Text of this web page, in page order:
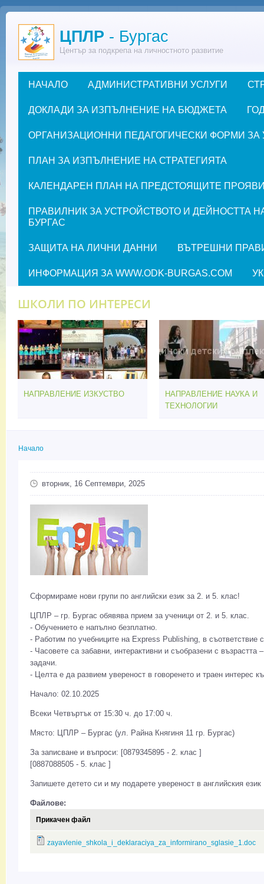
Премини към основното съдържание
ЦПЛР - Бургас
Център за подкрепа на личностното развитие
Основно меню
НАЧАЛО АДМИНИСТРАТИВНИ УСЛУГИ
ДОКЛАДИ ЗА ИЗПЪЛНЕНИЕ НА БЮДЖЕТА
ОРГАНИЗАЦИОННИ ПЕДАГОГИЧЕСКИ ФОРМИ ЗА
ПЛАН ЗА ИЗПЪЛНЕНИЕ НА СТРАТЕГИЯТА
КАЛЕНДАРЕН ПЛАН НА ПРЕДСТОЯЩИТЕ ПРОЯВИ
ПРАВИЛНИК ЗА УСТРОЙСТВОТО И ДЕЙНОСТТА
БУРГАС
ЗАЩИТА НА ЛИЧНИ ДАННИ ВЪТРЕШНИ
ИНФОРМАЦИЯ ЗА WWW.ODK-BURGAS.COM
ШКОЛИ ПО ИНТЕРЕСИ
НАПРАВЛЕНИЕ ИЗКУСТВО
НАПРАВЛЕНИЕ НАУКА И
ТЕХНОЛОГИИ
Начало
вторник, 16 Септември, 2025
Сформираме нови групи по английски език за 2. и 5. клас!
ЦПЛР – гр. Бургас обявява прием за ученици от 2. и 5. клас.
- Обучението е напълно безплатно.
- Работим по учебниците на Express Publishing, в съответствие
- Часовете са забавни, интерактивни и съобразени с възрастта
задачи.
- Целта е да развием увереност в говоренето и траен интерес
Начало: 02.10.2025
Всеки Четвъртък от 15:30 ч. до 17:00 ч.
Място: ЦПЛР – Бургас (ул. Райна Княгиня 11 гр. Бургас)
За записване и въпроси: [0879345895 - 2. клас ]
[0887088505 - 5. клас ]
Запишете детето си и му подарете увереност в английския език
Файлове:
Прикачен файл
zayavlenie_shkola_i_deklaraciya_za_informirano_sglasie_1.doc